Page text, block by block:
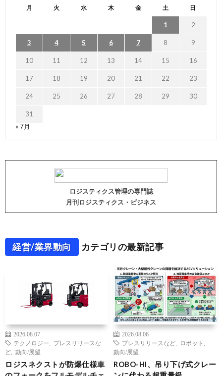
月 火 水 木 金 土 日
1 2
3 4 5 6 7 8 9
10 11 12 13 14 15 16
17 18 19 20 21 22 23
24 25 26 27 28 29 30
31
« 7月
ロジスティクス管理の専門誌
月刊ロジスティクス・ビジネス
経営/業界動向 カテゴリの最新記事
2026.08.07
テクノロジー
プレスリリースな
ど
動向/展望
ロジスネクストが防爆仕様車
2026.08.06
プレスリリースなど
ロボット
動向/展望
ROBO-HI、吊り下げ式クレー